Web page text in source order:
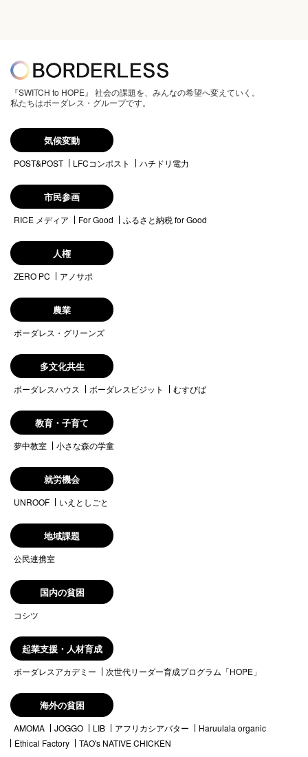
『SWITCH to HOPE』 社会の課題を、みんなの希望へ変えていく。
私たちはボーダレス・グループです。
気候変動
POST&POST LFCコンポスト ハチドリ電力
市民参画
RICE メディア For Good ふるさと納税 for Good
人権
ZERO PC アノサポ
農業
ボーダレス・グリーンズ
多文化共生
ボーダレスハウス ボーダレスビジット むすびば
教育・子育て
夢中教室 小さな森の学童
就労機会
UNROOF いえとしごと
地域課題
公民連携室
国内の貧困
コシツ
起業支援・人材育成
ボーダレスアカデミー 次世代リーダー育成プログラム「HOPE」
海外の貧困
AMOMA JOGGO LIB アフリカシアバター
Haruulala organic
Ethical Factory
TAO's NATIVE CHICKEN